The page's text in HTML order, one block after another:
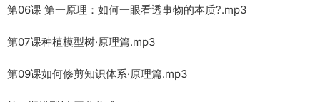
第06课 第一原理：如何一眼看透事物的本质?.mp3
第07课种植模型树·原理篇.mp3
第09课如何修剪知识体系·原理篇.mp3